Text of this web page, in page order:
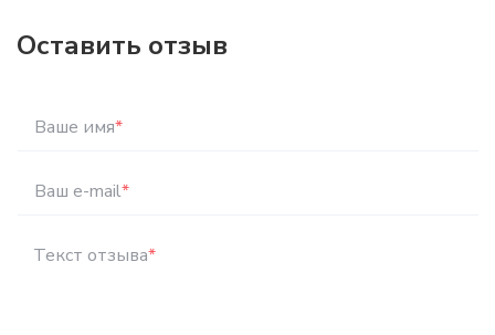
Оставить отзыв
Ваше имя*
Ваш e-mail*
Текст отзыва*